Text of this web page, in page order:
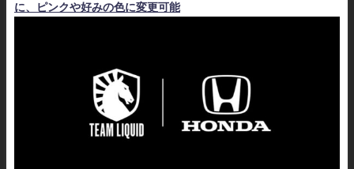
に、ピンクや好みの色に変更可能